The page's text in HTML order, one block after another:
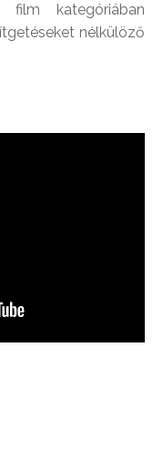
kategóriában
nélkülöző